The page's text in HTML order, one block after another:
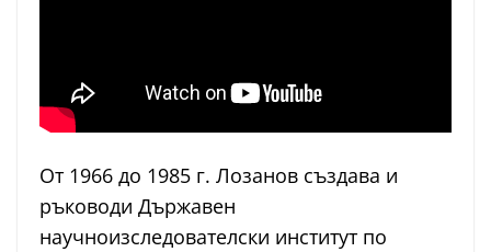
От 1966 до 1985 г. Лозанов създава и
ръководи Държавен
научноизследователски институт по